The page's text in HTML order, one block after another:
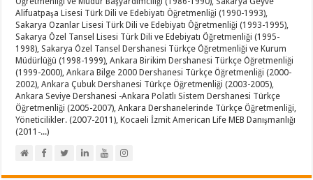
Alifuatpaşa Lisesi Türk Dili ve Edebiyatı Öğretmenliği (1990-1993),
Sakarya Ozanlar Lisesi Türk Dili ve Edebiyatı Öğretmenliği (1993-1995),
Sakarya Özel Tansel Lisesi Türk Dili ve Edebiyatı Öğretmenliği (1995-
1998), Sakarya Özel Tansel Dershanesi Türkçe Öğretmenliği ve Kurum
Müdürlüğü (1998-1999), Ankara Birikim Dershanesi Türkçe Öğretmenliği
(1999-2000), Ankara Bilge 2000 Dershanesi Türkçe Öğretmenliği (2000-
2002), Ankara Çubuk Dershanesi Türkçe Öğretmenliği (2003-2005),
Ankara Seviye Dershanesi -Ankara Polatlı Sistem Dershanesi Türkçe
Öğretmenliği (2005-2007), Ankara Dershanelerinde Türkçe Öğretmenliği,
Yöneticilikler. (2007-2011), Kocaeli İzmit American Life MEB Danışmanlığı
(2011-...)